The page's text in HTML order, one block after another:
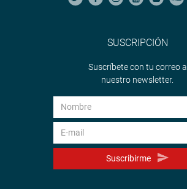
SUSCRIPCIÓN
Suscríbete con tu correo a
nuestro newsletter.
Suscribirme